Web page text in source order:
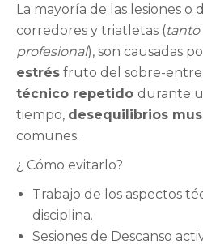
La mayoría de las lesiones o
corredores y triatletas (
profesional), son causadas
estrés fruto del sobre-
técnico repetido durante
tiempo, desequilibrios
comunes.
¿ Cómo evitarlo?
Trabajo de los aspectos
disciplina.
Sesiones de Descanso